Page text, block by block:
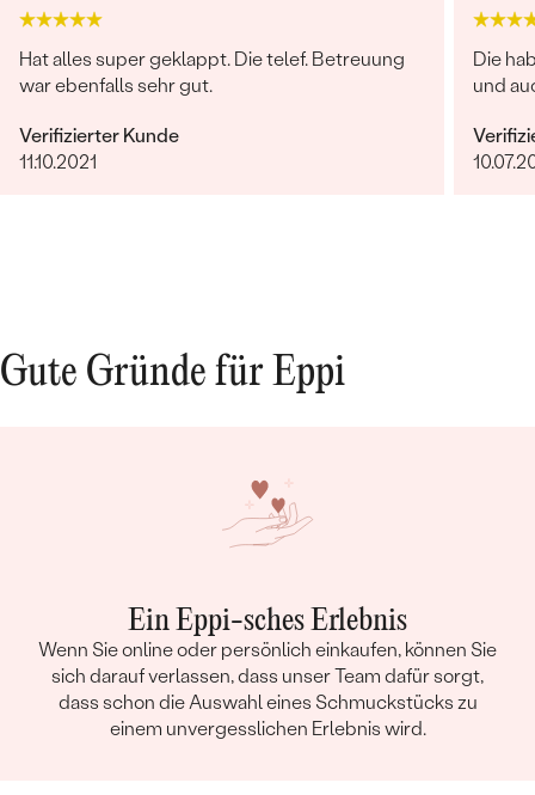
Hat alles super geklappt. Die telef. Betreuung
war ebenfalls sehr gut.
Verifizierter Kunde
11.10.2021
Die
und
Gute Gründe für Eppi
Ein Eppi-sches Erlebnis
Wenn Sie online oder persönlich einkaufen, können Sie
sich darauf verlassen, dass unser Team dafür sorgt,
dass schon die Auswahl eines Schmuckstücks zu
einem unvergesslichen Erlebnis wird.